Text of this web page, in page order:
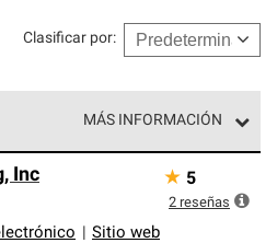
Clasificar por:
MÁS INFORMACIÓN
de profesionales de techos
y requisitos estrictos
Inc
Sitio web
★ 5
2 reseñas